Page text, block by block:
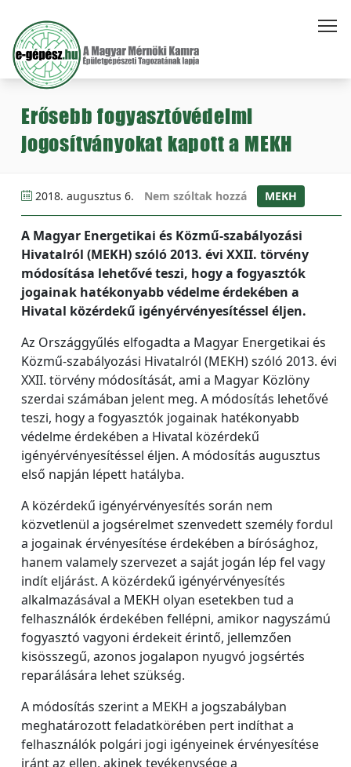
Erősebb fogyasztóvédelmi
jogosítványokat kapott a MEKH
2018. augusztus 6. Nem szóltak hozzá MEKH
A Magyar Energetikai és Közmű-szabályozási
Hivatalról (MEKH) szóló 2013. évi XXII. törvény
módosítása lehetővé teszi, hogy a fogyasztók
jogainak hatékonyabb védelme érdekében a
Hivatal közérdekű igényérvényesítéssel éljen.
Az Országgyűlés elfogadta a Magyar Energetikai és
Közmű-szabályozási Hivatalról (MEKH) szóló 2013. évi
XXII. törvény módosítását, ami a Magyar Közlöny
szerdai számában jelent meg. A módosítás lehetővé
teszi, hogy a fogyasztók jogainak hatékonyabb
védelme érdekében a Hivatal közérdekű
igényérvényesítéssel éljen. A módosítás augusztus
első napján lépett hatályba.
A közérdekű igényérvényesítés során nem
közvetlenül a jogsérelmet szenvedett személy fordul
a jogainak érvényesítése érdekében a bírósághoz,
hanem valamely szervezet a saját jogán lép fel vagy
indít eljárást. A közérdekű igényérvényesítés
alkalmazásával a MEKH olyan esetekben tud a
felhasználók érdekében fellépni, amikor nagyszámú
fogyasztó vagyoni érdekeit érintő, jellemzően
kisösszegű, azonos jogalapon nyugvó jogsértés
reparálására lehet szükség.
A módosítás szerint a MEKH a jogszabályban
meghatározott feladatkörében pert indíthat a
felhasználók polgári jogi igényeinek érvényesítése
iránt az ellen, akinek tevékenysége a